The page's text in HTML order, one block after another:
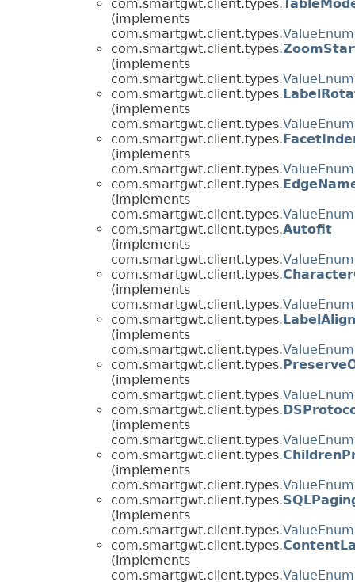
com.smartgwt.client.types.
(implements
com.smartgwt.client.types.ValueEnum
com.smartgwt.client.types.
(implements
com.smartgwt.client.types.ValueEnum
com.smartgwt.client.types.
(implements
com.smartgwt.client.types.ValueEnum
com.smartgwt.client.types.
(implements
com.smartgwt.client.types.ValueEnum
com.smartgwt.client.types.
(implements
com.smartgwt.client.types.ValueEnum
com.smartgwt.client.types.Autofit
(implements
com.smartgwt.client.types.ValueEnum
com.smartgwt.client.types.
(implements
com.smartgwt.client.types.ValueEnum
com.smartgwt.client.types.
(implements
com.smartgwt.client.types.ValueEnum
com.smartgwt.client.types.
(implements
com.smartgwt.client.types.ValueEnum
com.smartgwt.client.types.
(implements
com.smartgwt.client.types.ValueEnum
com.smartgwt.client.types.
(implements
com.smartgwt.client.types.ValueEnum
com.smartgwt.client.types.
(implements
com.smartgwt.client.types.ValueEnum
com.smartgwt.client.types.
(implements
com.smartgwt.client.types.ValueEnum